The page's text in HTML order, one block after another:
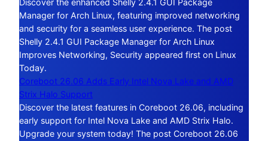
Discover the enhanced Shelly 2.4.1 GUI Package
Manager for Arch Linux, featuring improved networking
and security for a seamless user experience. The post
Shelly 2.4.1 GUI Package Manager for Arch Linux
Improves Networking, Security appeared first on Linux
Today.
Coreboot 26.06 Adds Early Intel Nova Lake and AMD
Strix Halo Support
Discover the latest features in Coreboot 26.06, including
early support for Intel Nova Lake and AMD Strix Halo.
Upgrade your system today! The post Coreboot 26.06